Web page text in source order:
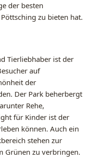
der besten
zu bieten hat.
Tierliebhaber ist der
auf
der
Der Park beherbergt
Rehe,
für Kinder ist der
können. Auch ein
stehen zur
Grünen zu verbringen.